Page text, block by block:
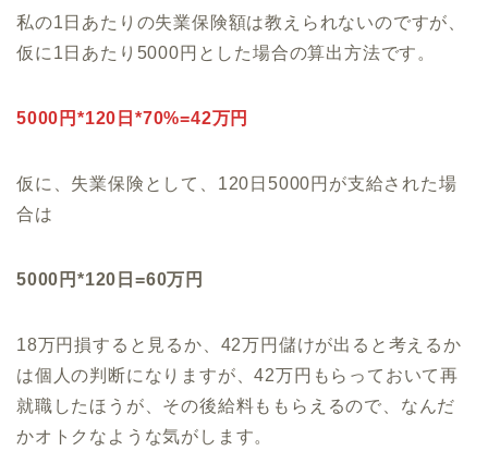
私の1日あたりの失業保険額は教えられないのですが、
仮に1日あたり5000円とした場合の算出方法です。
5000円*120日*70%=42万円
仮に、失業保険として、120日5000円が支給された場
合は
5000円*120日=60万円
18万円損すると見るか、42万円儲けが出ると考えるか
は個人の判断になりますが、42万円もらっておいて再
就職したほうが、その後給料ももらえるので、なんだ
かオトクなような気がします。